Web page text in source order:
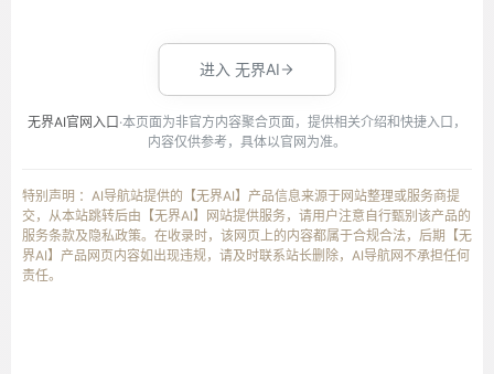
进入 无界AI
无界AI官网入口 ·本页面为非官方内容聚合页面，提供相关介绍和快捷入口，
内容仅供参考，具体以官网为准。
特别声明 ：AI导航站提供的【无界AI】产品信息来源于网站整理或服务商提
交，从本站跳转后由【无界AI】网站提供服务，请用户注意自行甄别该产品的
服务条款及隐私政策。在收录时，该网页上的内容都属于合规合法，后期【无
界AI】产品网页内容如出现违规，请及时联系站长删除，AI导航网不承担任何
责任。